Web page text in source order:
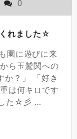
0
れました☆
園に遊びに来
ら玉鷲関への
か？」 「好き
は何キロです
た☆彡 …